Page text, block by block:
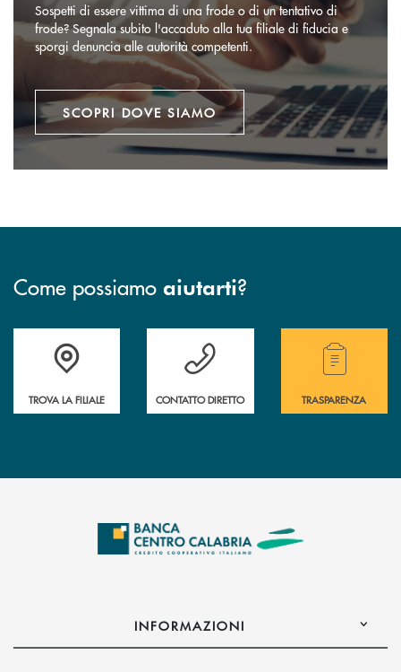
Sospetti di essere vittima di una frode o di un tentativo di
frode? Segnala subito l'accaduto alla tua filiale di fiducia e
sporgi denuncia alle autorità competenti.
SCOPRI DOVE SIAMO
Come possiamo aiutarti?
Accedi all' elenco completo delle filiali .
TROVA LA FILIALE
Hai bisogno di assistenza immediata ?
CONTATTO DIRETTO
Hai bisogno di
TRASPARENZA
INFORMAZIONI